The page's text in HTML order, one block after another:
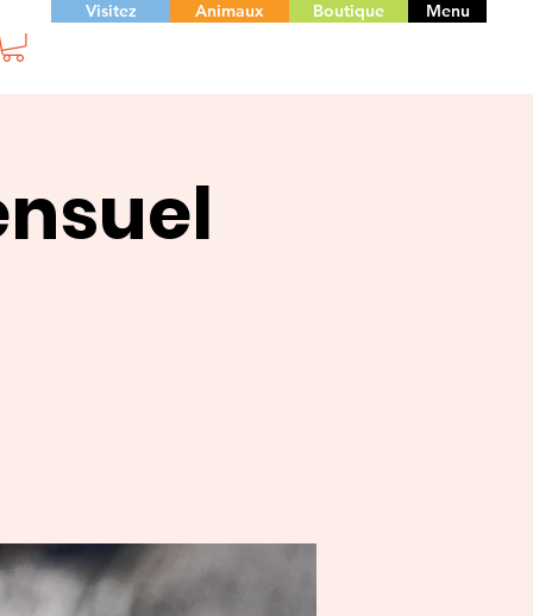
Visitez Animaux Boutique Menu